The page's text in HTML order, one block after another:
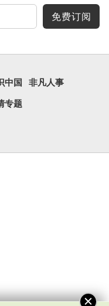
免费订阅
中国 非凡人事
专题